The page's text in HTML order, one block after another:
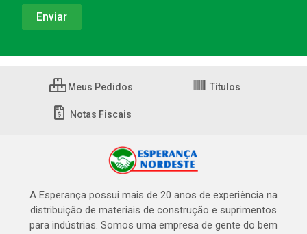
Meus Pedidos Títulos
Notas Fiscais
A Esperança possui mais de 20 anos de experiência na
distribuição de materiais de construção e suprimentos
para indústrias. Somos uma empresa de gente do bem